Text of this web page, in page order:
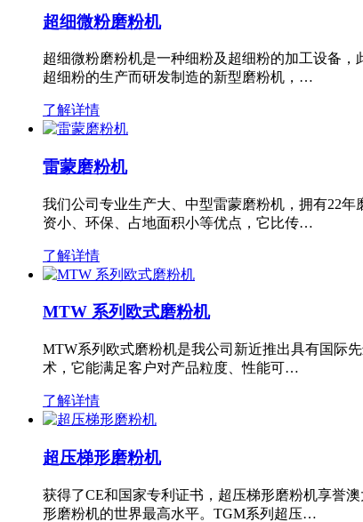
超细微粉磨粉机
超细微粉磨粉机是一种细粉及超细粉的加工设备
超细粉的生产而研发制造的新型磨粉机，…
了解详情
雷蒙磨粉机
我们公司专业生产大、中型雷蒙磨粉机，拥有22
资小、环保、占地面积小等优点，它比传…
了解详情
MTW 系列欧式磨粉机
MTW系列欧式磨粉机是我公司新近推出具有国际
术，它能满足客户对产品粒度、性能可…
了解详情
超压梯形磨粉机
获得了CE和国家专利证书，超压梯形磨粉机享誉
形磨粉机的世界最高水平。TGM系列超压…